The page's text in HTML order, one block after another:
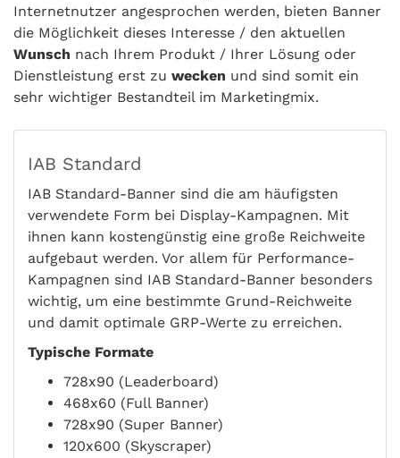
Internetnutzer angesprochen werden, bieten Banner
die Möglichkeit dieses Interesse / den aktuellen
Wunsch nach Ihrem Produkt / Ihrer Lösung oder
Dienstleistung erst zu wecken und sind somit ein
sehr wichtiger Bestandteil im Marketingmix.
IAB Standard
IAB Standard-Banner sind die am häufigsten
verwendete Form bei Display-Kampagnen. Mit
ihnen kann kostengünstig eine große Reichweite
aufgebaut werden. Vor allem für Performance-
Kampagnen sind IAB Standard-Banner besonders
wichtig, um eine bestimmte Grund-Reichweite
und damit optimale GRP-Werte zu erreichen.
Typische Formate
728x90 (Leaderboard)
468x60 (Full Banner)
728x90 (Super Banner)
120x600 (Skyscraper)